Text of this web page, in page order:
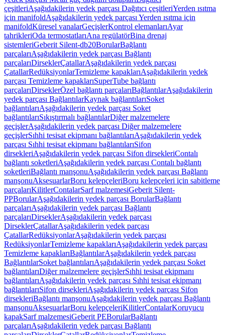
çeşitleriAşağıdakilerin yedek parçası Dağıtıcı çeşitleriYerden ısıtma
için manifoldAşağıdakilerin yedek parçası Yerden ısıtma için
manifoldKüresel vanalarGeçişlerKontrol elemanlarıAyar
tahrikleriOda termostatlarıAna regülatörBina drenaj
sistemleriGeberit Silent-db20BorularBağlantı
parçalarıAşağıdakilerin yedek parçası Bağlantı
parçalarıDirseklerÇatallarAşağıdakilerin yedek parçası
ÇatallarRedüksiyonlarTemizleme kapaklarıAşağıdakilerin yedek
parçası Temizleme kapaklarıSuperTube bağlantı
parçalarıDirseklerÖzel bağlantı parçalarıBağlantılarAşağıdakilerin
yedek parçası BağlantılarKaynak bağlantılarıSoket
bağlantılarıAşağıdakilerin yedek parçası Soket
bağlantılarıSıkıştırmalı bağlantılarDiğer malzemelere
geçişlerAşağıdakilerin yedek parçası Diğer malzemelere
geçişlerSıhhi tesisat ekipmanı bağlantılarıAşağıdakilerin yedek
parçası Sıhhi tesisat ekipmanı bağlantılarıSifon
dirsekleriAşağıdakilerin yedek parçası Sifon dirsekleriContalı
bağlantı soketleriAşağıdakilerin yedek parçası Contalı bağlantı
soketleriBağlantı manşonuAşağıdakilerin yedek parçası Bağlantı
manşonuAksesuarlarBoru kelepçeleriBoru kelepçeleri için sabitleme
parçalarıKilitlerContalarSarf malzemesiGeberit Silent-
PPBorularAşağıdakilerin yedek parçası BorularBağlantı
parçalarıAşağıdakilerin yedek parçası Bağlantı
parçalarıDirseklerAşağıdakilerin yedek parçası
DirseklerÇatallarAşağıdakilerin yedek parçası
ÇatallarRedüksiyonlarAşağıdakilerin yedek parçası
RedüksiyonlarTemizleme kapaklarıAşağıdakilerin yedek parçası
Temizleme kapaklarıBağlantılarAşağıdakilerin yedek parçası
BağlantılarSoket bağlantılarıAşağıdakilerin yedek parçası Soket
bağlantılarıDiğer malzemelere geçişlerSıhhi tesisat ekipmanı
bağlantılarıAşağıdakilerin yedek parçası Sıhhi tesisat ekipmanı
bağlantılarıSifon dirsekleriAşağıdakilerin yedek parçası Sifon
dirsekleriBağlantı manşonuAşağıdakilerin yedek parçası Bağlantı
manşonuAksesuarlarBoru kelepçeleriKilitlerContalarKoruyucu
kapakSarf malzemesiGeberit PEBorularBağlantı
parçalarıAşağıdakilerin yedek parçası Bağlantı